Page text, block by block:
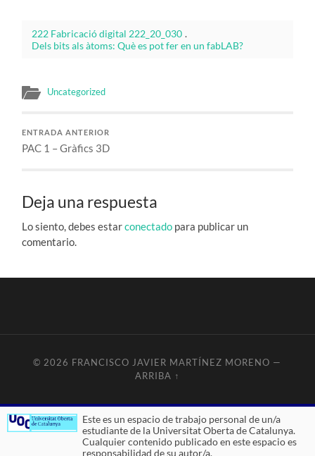
222 Fabricació digital 222_20_030 .
Dels bits als àtoms: Què es pot fer en un fabLAB?
Uncategorized
ENTRADA ANTERIOR
PAC 1 – Gràfics 3D
Deja una respuesta
Lo siento, debes estarconectado para publicar un
comentario.
© 2026 FRANCISCO JAVIER MARTÍNEZ MORENO —
ARRIBA ↑
Este es un espacio de trabajo personal de un/a
estudiante de la Universitat Oberta de Catalunya.
Cualquier contenido publicado en este espacio es
responsabilidad de su autor/a.